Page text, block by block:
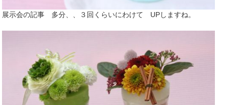
展示会の記事 多分、、３回くらいにわけて UPしますね。